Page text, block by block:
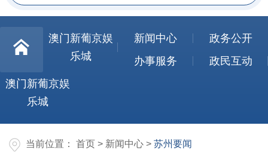
澳门新葡京娱
乐城
新闻中心
政务公开
办事服务
政民互动
澳门新葡京娱
乐城
当前位置： 首页 > 新闻中心 > 苏州要闻